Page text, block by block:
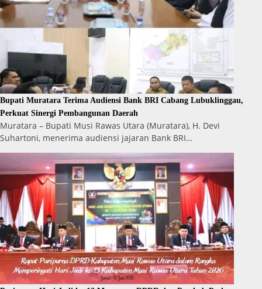
Bupati Muratara Terima Audiensi Bank BRI Cabang Lubuklinggau,
Perkuat Sinergi Pembangunan Daerah
Muratara – Bupati Musi Rawas Utara (Muratara), H. Devi
Suhartoni, menerima audiensi jajaran Bank BRI…